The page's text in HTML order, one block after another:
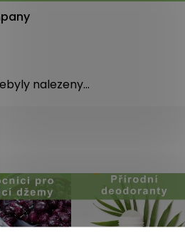
nalezeny...